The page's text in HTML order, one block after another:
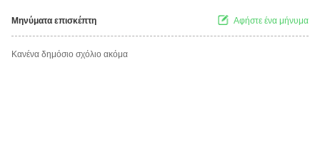
Μηνύματα επισκέπτη Αφήστε ένα μήνυμα
Κανένα δημόσιο σχόλιο ακόμα